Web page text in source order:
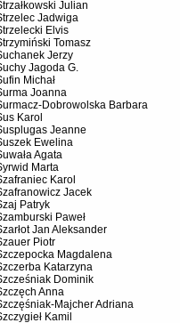
Julian
Jadwiga
Elvis
Tomasz
Jerzy
Jagoda G.
Michał
Joanna
Dobrowolska Barbara
Karol
Jeanne
Ewelina
Agata
Marta
Karol
Jacek
Patryk
Paweł
Jan Aleksander
Piotr
Magdalena
Katarzyna
Dominik
Anna
Majcher Adriana
Kamil